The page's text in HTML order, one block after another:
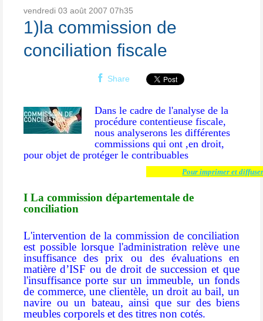
vendredi 03 août 2007 07h35
1)la commission de
conciliation fiscale
Share
Dans le cadre de l'analyse de la
procédure contentieuse fiscale,
nous analyserons les différentes
commissions qui ont ,en droit,
pour objet de protéger le contribuables
Pour imprimer et
I La commission départementale de
conciliation
L'intervention de la commission de conciliation
est possible lorsque l'administration relève une
insuffisance des prix ou des évaluations en
matière d’ISF ou de droit de succession et que
l'insuffisance porte sur un immeuble, un fonds
de commerce, une clientèle, un droit au bail, un
navire ou un bateau, ainsi que sur des biens
meubles corporels et des titres non cotés.